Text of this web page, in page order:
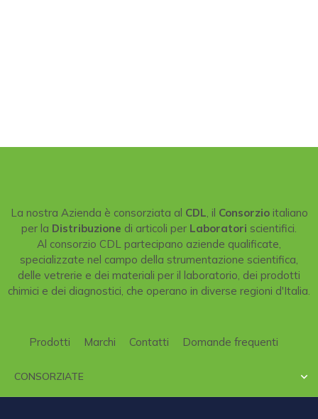
La nostra Azienda è consorziata al CDL , il Consorzioitaliano
per la Distribuzione di articoli per Laboratori scientifici.
Al consorzio CDL partecipano aziende qualificate,
specializzate nel campo della strumentazione scientifica,
delle vetrerie e dei materiali per il laboratorio, dei prodotti
chimici e dei diagnostici, che operano in diverse regioni d'Italia.
Prodotti Marchi Contatti Domande frequenti
CONSORZIATE 